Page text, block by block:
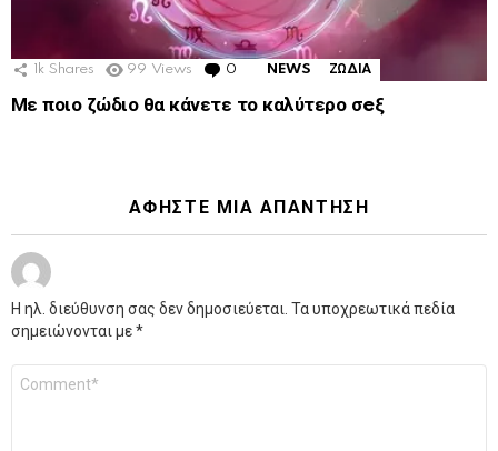
1k Shares 99 Views 0 Comments
NEWS ΖΩΔΙΑ
Με ποιο ζώδιο θα κάνετε το καλύτερο σeξ
ΑΦΉΣΤΕ ΜΙΑ ΑΠΆΝΤΗΣΗ
Η ηλ. διεύθυνση σας δεν δημοσιεύεται. Τα υποχρεωτικά πεδία
σημειώνονται με*